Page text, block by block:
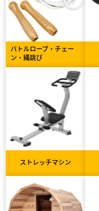
バトルロープ・チェー
ン・縄跳び
ストレッチマシン